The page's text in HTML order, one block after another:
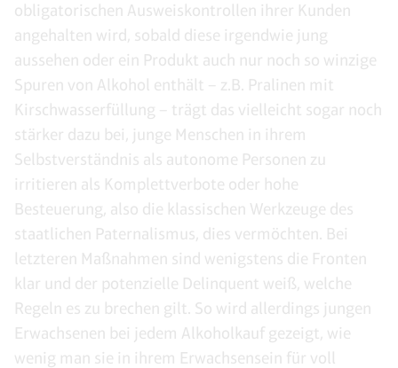
obligatorischen Ausweiskontrollen ihrer Kunden
angehalten wird, sobald diese irgendwie jung
aussehen oder ein Produkt auch nur noch so winzige
Spuren von Alkohol enthält – z.B. Pralinen mit
Kirschwasserfüllung – trägt das vielleicht sogar noch
stärker dazu bei, junge Menschen in ihrem
Selbstverständnis als autonome Personen zu
irritieren als Komplettverbote oder hohe
Besteuerung, also die klassischen Werkzeuge des
staatlichen Paternalismus, dies vermöchten. Bei
letzteren Maßnahmen sind wenigstens die Fronten
klar und der potenzielle Delinquent weiß, welche
Regeln es zu brechen gilt. So wird allerdings jungen
Erwachsenen bei jedem Alkoholkauf gezeigt, wie
wenig man sie in ihrem Erwachsensein für voll